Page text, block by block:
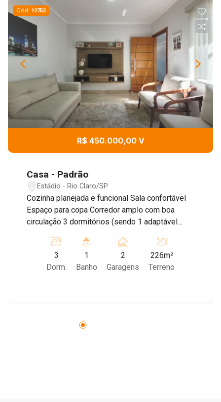
Cód. 12753
R$ 450.000,00 V
Casa - Padrão
Estádio - Rio Claro/SP
Cozinha planejada e funcional Sala confortável
Espaço para copa Corredor amplo com boa
circulação 3 dormitórios (sendo 1 adaptável
planejados Área externa com espaço para lazer
Quintal nos fundos com bom espaço Área para
futura lavanderia Vaga para 2 carros pequenos
3
Dorm.
1
Banho
2
Garagens
226m²
Terreno